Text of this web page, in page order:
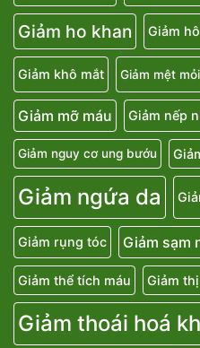
Giảm ho khan Giảm
Giảm khô mắt Giảm mệt mỏi
Giảm mỡ máu Giảm nếp
Giảm nguy cơ ung bướu
Giảm ngứa da
Giảm rụng tóc Giảm sạm
Giảm thể tích máu Giảm
Giảm thoái hoá